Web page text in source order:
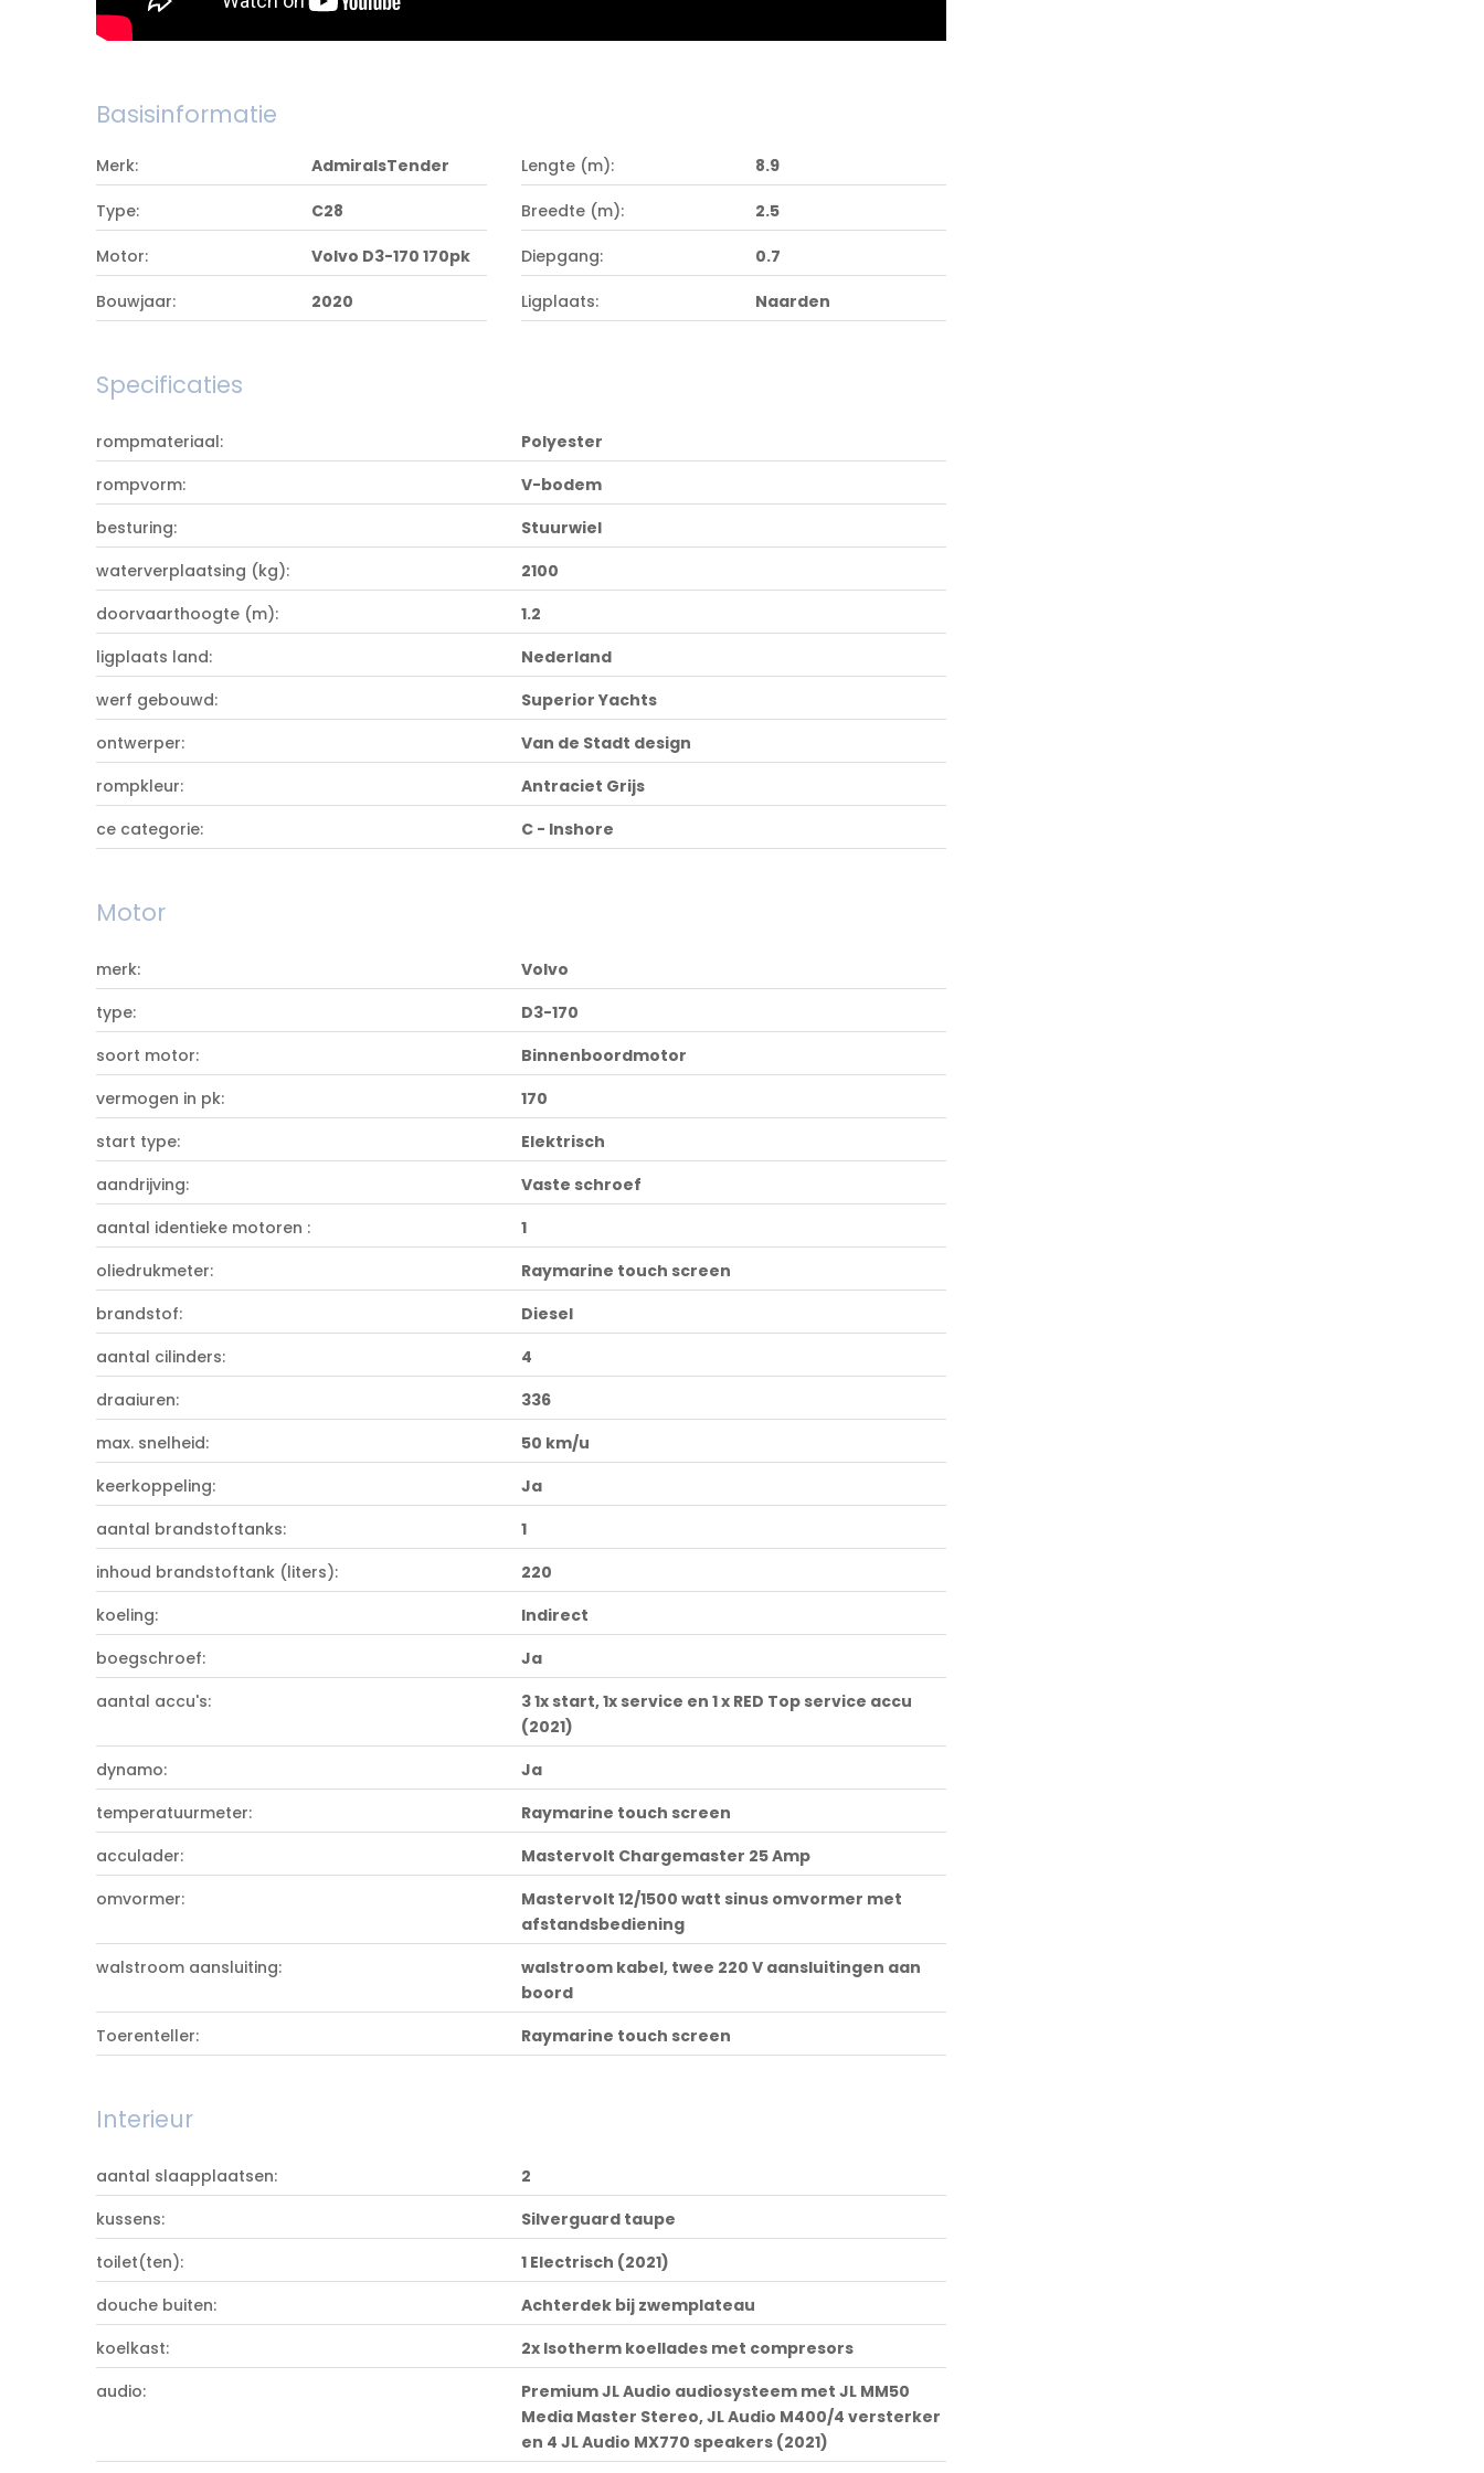
Basisinformatie
Merk: AdmiralsTender Lengte (m): 8.9
Type: C28 Breedte (m): 2.5
Motor: Volvo D3-170 170pk Diepgang: 0.7
Bouwjaar: 2020 Ligplaats: Naarden
Specificaties
rompmateriaal:
Polyester
rompvorm:
V-bodem
besturing:
Stuurwiel
waterverplaatsing (kg):
2100
doorvaarthoogte (m):
1.2
ligplaats land:
Nederland
werf gebouwd:
Superior Yachts
ontwerper:
Van de Stadt design
rompkleur:
Antraciet Grijs
ce categorie:
C - Inshore
Motor
merk:
Volvo
type:
D3-170
soort motor:
Binnenboordmotor
vermogen in pk:
170
start type:
Elektrisch
aandrijving:
Vaste schroef
aantal identieke motoren :
1
oliedrukmeter:
Raymarine touch screen
brandstof:
Diesel
aantal cilinders:
4
draaiuren:
336
max. snelheid:
50 km/u
keerkoppeling:
Ja
aantal brandstoftanks:
1
inhoud brandstoftank (liters):
220
koeling:
Indirect
boegschroef:
Ja
aantal accu's:
3 1x start, 1x service en 1 x RED Top service accu
(2021)
dynamo:
Ja
temperatuurmeter:
Raymarine touch screen
acculader:
Mastervolt Chargemaster 25 Amp
omvormer:
Mastervolt 12/1500 watt sinus omvormer met
afstandsbediening
walstroom aansluiting:
walstroom kabel, twee 220 V aansluitingen aan
boord
Toerenteller:
Raymarine touch screen
Interieur
aantal slaapplaatsen:
2
kussens:
Silverguard taupe
toilet(ten):
1 Electrisch (2021)
douche buiten:
Achterdek bij zwemplateau
koelkast:
2x Isotherm koellades met compresors
audio:
Premium JL Audio audiosysteem met JL MM50
Media Master Stereo, JL Audio M400/4 versterker
en 4 JL Audio MX770 speakers (2021)